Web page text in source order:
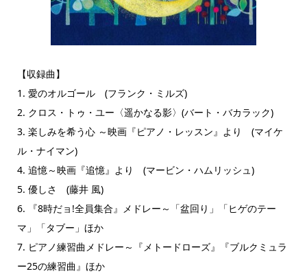
【収録曲】
1. 愛のオルゴール (フランク・ミルズ)
2. クロス・トゥ・ユー〈遥かなる影〉(バート・バカラック)
3. 楽しみを希う心 ～映画『ピアノ・レッスン』より (マイケ
ル・ナイマン)
4. 追憶～映画『追憶』より (マービン・ハムリッシュ)
5. 優しさ (藤井 風)
6. 『8時だョ!全員集合』メドレー～「盆回り」「ヒゲのテー
マ」「タブー」ほか
7. ピアノ練習曲メドレー～『メトードローズ』『ブルクミュラ
ー25の練習曲』ほか